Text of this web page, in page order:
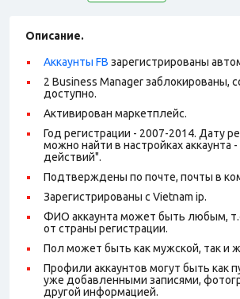
Описание.
Аккаунты FB зарегистрированы
2 Business Manager заблокированы,
доступно.
Активирован маркетплейс.
Год регистрации - 2007-2014. Дату
можно найти в настройках аккаунта
действий".
Подтверждены по почте, почты в
Зарегистрированы с Vietnam ip.
ФИО аккаунта может быть любым,
от страны регистрации.
Пол может быть как мужской, так и
Профили аккаунтов могут быть как
уже добавленными записями,
другой информацией.